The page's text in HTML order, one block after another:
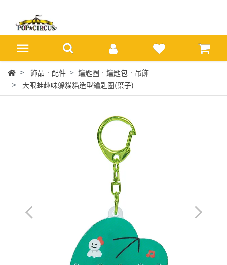
飾品‧配件
鑰匙圈‧鑰匙包‧吊飾
大眼蛙趣味躲貓貓造型鑰匙圈(葉子)